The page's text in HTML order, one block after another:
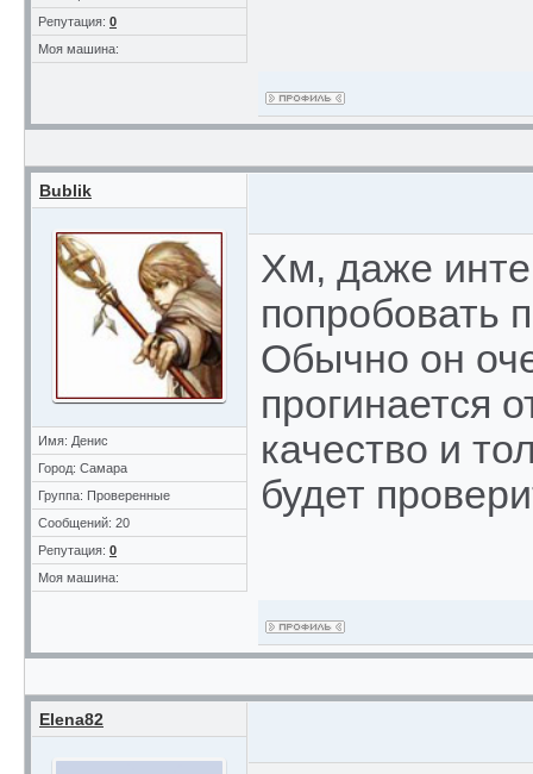
Репутация: 0
Моя машина:
Bublik
Имя: Денис
Город: Самара
Группа: Проверенные
Сообщений: 20
Репутация: 0
Моя машина:
Хм, даже
попробовать
Обычно он
прогинается
качество и
будет
Elena82